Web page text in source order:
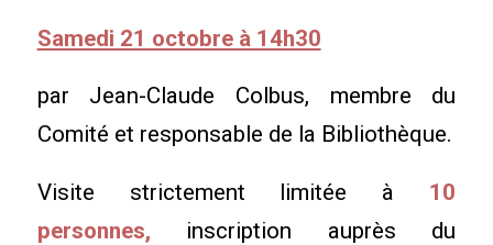
Samedi 21 octobre à 14h30
par Jean-Claude Colbus, membre du
Comité et responsable de la Bibliothèque.
Visite strictement limitée à 10
personnes, inscription auprès du